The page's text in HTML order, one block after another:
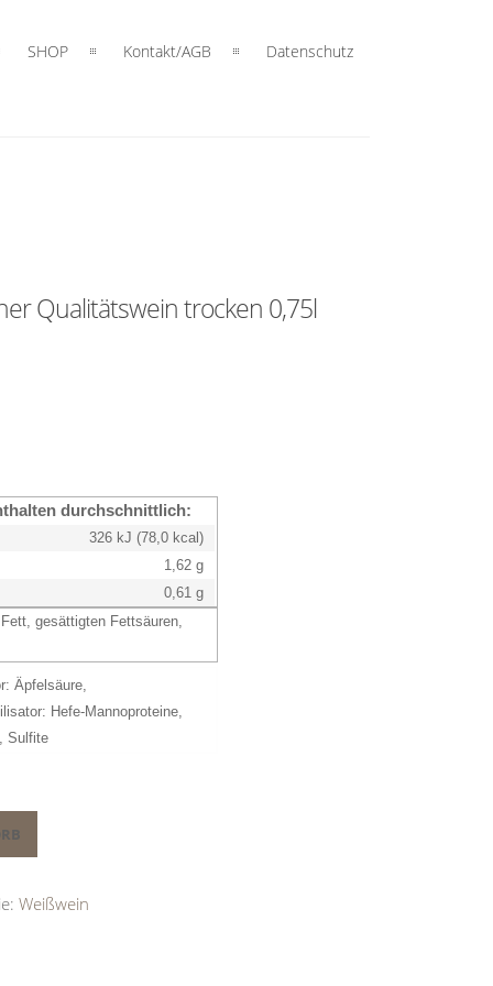
SHOP Kontakt/AGB Datenschutz
Qualitätswein trocken 0,75l
durchschnittlich:
326 kJ (78,0 kcal)
1,62 g
0,61 g
gesättigten Fettsäuren,
Äpfelsäure,
Hefe-Mannoproteine,
Sulfite
Weißwein